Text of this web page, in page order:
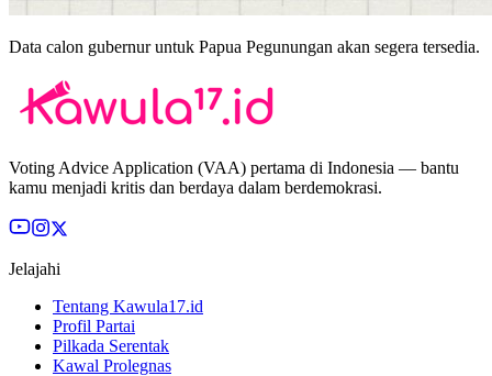
Data calon gubernur untuk Papua Pegunungan akan segera tersedia.
Voting Advice Application (VAA) pertama di Indonesia — bantu
kamu menjadi kritis dan berdaya dalam berdemokrasi.
Jelajahi
Tentang Kawula17.id
Profil Partai
Pilkada Serentak
Kawal Prolegnas